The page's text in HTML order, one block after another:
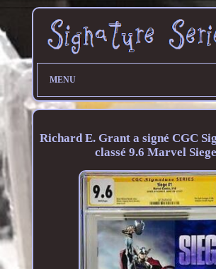
MENU
Richard E. Grant a signé CGC
classé 9.6 Marvel